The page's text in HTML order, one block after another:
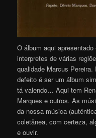
O álbum aqui
interpretes de várias
qualidade Marcus
defeito é ser um álbum
tá valendo… Aqui tem
Marques e outros. As
da nossa música
coletânea, com certeza,
e ouvir.